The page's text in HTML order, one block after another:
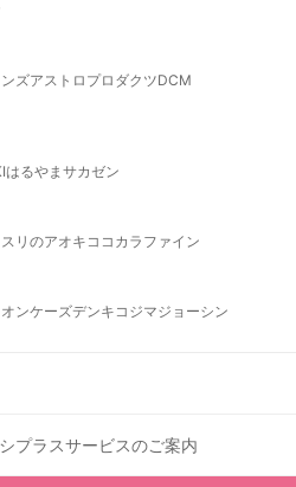
ズアストロプロダクツDCM
はるやま サカゼン
リのアオキ ココカラファイン
ンケーズデンキ コジマジョーシン
プラスサービスのご案内